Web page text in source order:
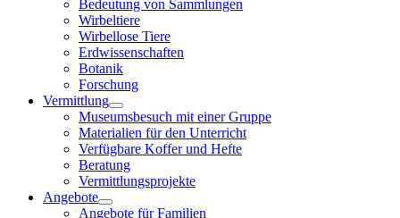
Bedeutung von Sammlungen
Wirbeltiere
Wirbellose Tiere
Erdwissenschaften
Botanik
Forschung
Vermittlung
Museumsbesuch mit einer Gruppe
Materialien für den Unterricht
Verfügbare Koffer und Hefte
Beratung
Vermittlungsprojekte
Angebote
Angebote für Familien